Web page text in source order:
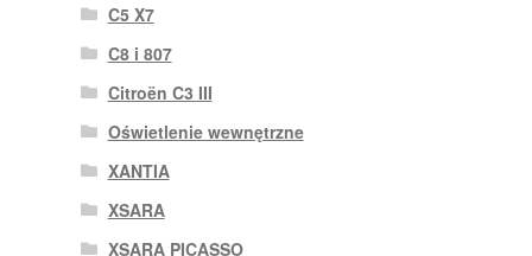
C5 X7
C8 i 807
Citroën C3 III
Oświetlenie wewnętrzne
XANTIA
XSARA
XSARA PICASSO